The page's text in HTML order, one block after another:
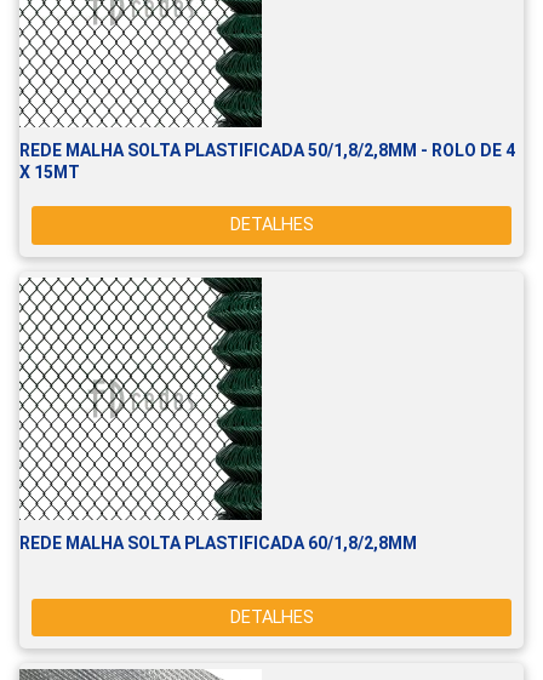
REDE MALHA SOLTA PLASTIFICADA 50/1,8/2,8MM - ROLO DE 4
X 15MT
DETALHES
REDE MALHA SOLTA PLASTIFICADA 60/1,8/2,8MM
DETALHES